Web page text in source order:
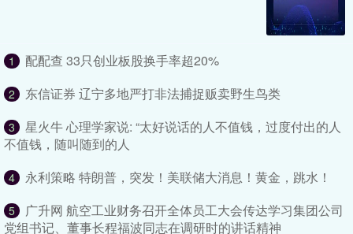
1 配配查 33只创业板股换手率超20%
2 东信证券 辽宁多地严打非法捕捉贩卖野生鸟类
3
星火牛 心理学家说: “太好说话的人不值钱，过度付出的人
不值钱，随叫随到的人
4 永利策略 特朗普，突发！美联储大消息！黄金，跳水！
5
广升网 航空工业财务召开全体员工大会传达学习集团公司
党组书记、董事长程福波同志在调研时的讲话精神